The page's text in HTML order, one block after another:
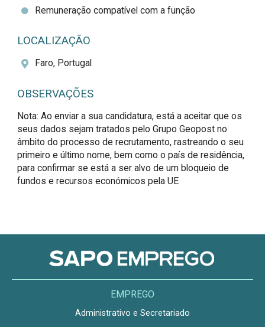
Remuneração compatível com a função
LOCALIZAÇÃO
Faro, Portugal
OBSERVAÇÕES
Nota: Ao enviar a sua candidatura, está a aceitar que os
seus dados sejam tratados pelo Grupo Geopost no
âmbito do processo de recrutamento, rastreando o seu
primeiro e último nome, bem como o país de residência,
para confirmar se está a ser alvo de um bloqueio de
fundos e recursos económicos pela UE
EMPREGO
Administrativo e Secretariado